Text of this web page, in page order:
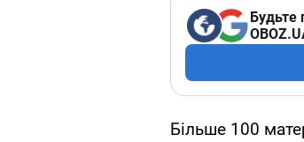
Будьте
Більше 100